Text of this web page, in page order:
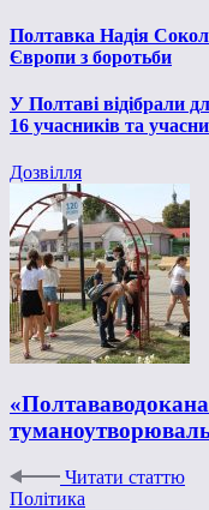
Полтавка Надія
Європи з боротьби
У Полтаві відібрали
16 учасників та
Дозвілля
Читати статтю
Політика